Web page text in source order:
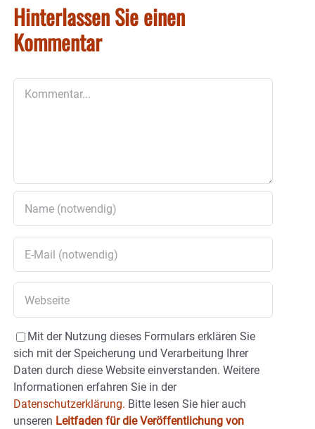
Hinterlassen Sie einen
Kommentar
Mit der Nutzung dieses Formulars erklären Sie
sich mit der Speicherung und Verarbeitung Ihrer
Daten durch diese Website einverstanden. Weitere
Informationen erfahren Sie in der
Datenschutzerklärung. Bitte lesen Sie hier auch
unseren Leitfaden für die Veröffentlichung von